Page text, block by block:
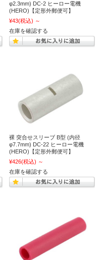
φ2.3mm) DC-2 ヒーロー電機
(HERO)【定形外郵便可】
¥43(税込) ～
在庫を確認する
裸 突合せスリーブ B型 (内径
φ7.7mm) DC-22 ヒーロー電機
(HERO)【定形外郵便可】
¥426(税込) ～
在庫を確認する